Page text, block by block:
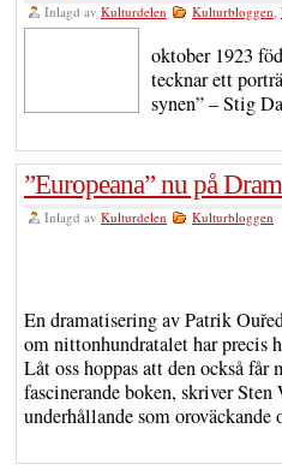
Inlagd av Kulturdelen Kulturbloggen
oktober 1923
tecknar ett
synen” – Stig
”Europeana” nu på
Inlagd av Kulturdelen Kulturbloggen
En dramatisering av Patrik
om nittonhundratalet har precis
Låt oss hoppas att den också
fascinerande boken, skriver
underhållande som oroväckande